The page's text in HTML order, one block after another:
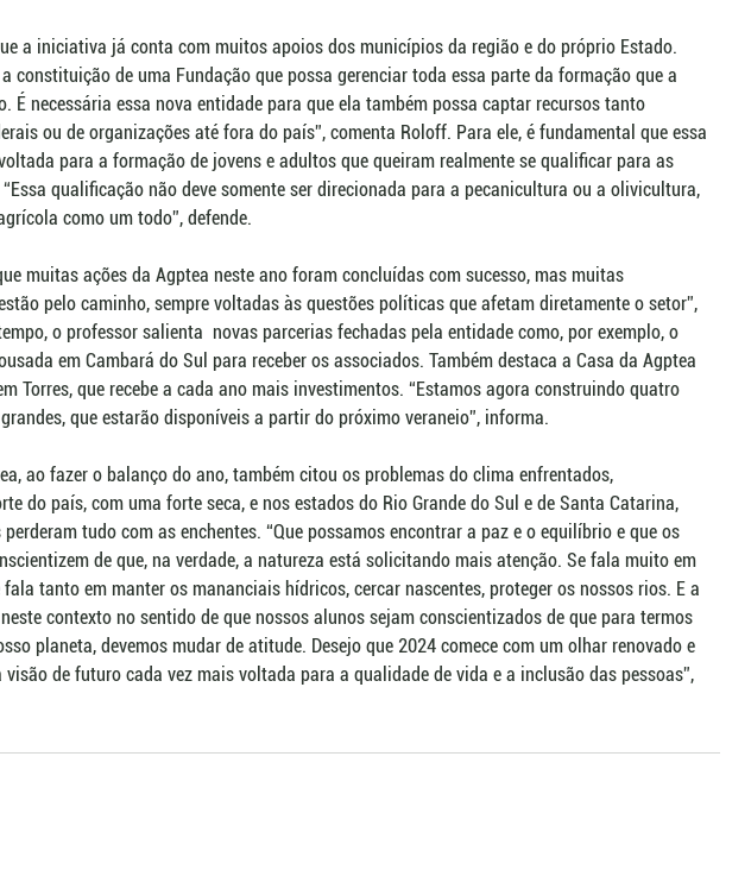
a iniciativa já conta com muitos apoios dos municípios da região e do próprio Estado.
constituição de uma Fundação que possa gerenciar toda essa parte da formação que a
É necessária essa nova entidade para que ela também possa captar recursos tanto
ou de organizações até fora do país”, comenta Roloff. Para ele, é fundamental que essa
para a formação de jovens e adultos que queiram realmente se qualificar para as
qualificação não deve somente ser direcionada para a pecanicultura ou a olivicultura,
como um todo”, defende.
muitas ações da Agptea neste ano foram concluídas com sucesso, mas muitas
pelo caminho, sempre voltadas às questões políticas que afetam diretamente o setor”,
o professor salienta  novas parcerias fechadas pela entidade como, por exemplo, o
em Cambará do Sul para receber os associados. Também destaca a Casa da Agptea
Torres, que recebe a cada ano mais investimentos. “Estamos agora construindo quatro
que estarão disponíveis a partir do próximo veraneio”, informa.
ao fazer o balanço do ano, também citou os problemas do clima enfrentados,
do país, com uma forte seca, e nos estados do Rio Grande do Sul e de Santa Catarina,
tudo com as enchentes. “Que possamos encontrar a paz e o equilíbrio e que os
de que, na verdade, a natureza está solicitando mais atenção. Se fala muito em
tanto em manter os mananciais hídricos, cercar nascentes, proteger os nossos rios. E a
contexto no sentido de que nossos alunos sejam conscientizados de que para termos
planeta, devemos mudar de atitude. Desejo que 2024 comece com um olhar renovado e
visão de futuro cada vez mais voltada para a qualidade de vida e a inclusão das pessoas”,